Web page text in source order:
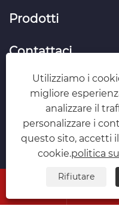
Prodotti
Contattaci
SEGUICI
Copyright © 2025
PACKAGING AND
Utilizziamo i
migliore
analizzare il
personalizzare i
questo sito, accetti
cookie.politica
Rifiutare